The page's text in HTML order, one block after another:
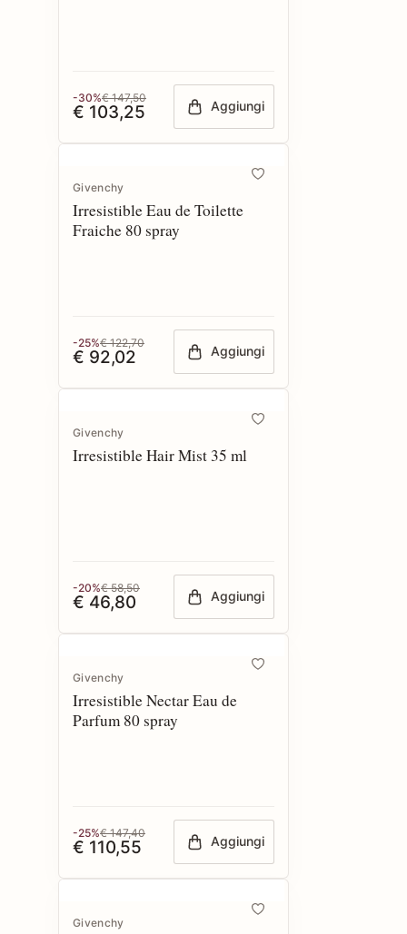
-30%€ 147,50
€ 103,25 Aggiungi
Givenchy
Irresistible Eau de Toilette
Fraiche 80 spray
-25%€ 122,70
€ 92,02 Aggiungi
Givenchy
Irresistible Hair Mist 35 ml
-20%€ 58,50
€ 46,80 Aggiungi
Givenchy
Irresistible Nectar Eau de
Parfum 80 spray
-25%€ 147,40
€ 110,55 Aggiungi
Givenchy